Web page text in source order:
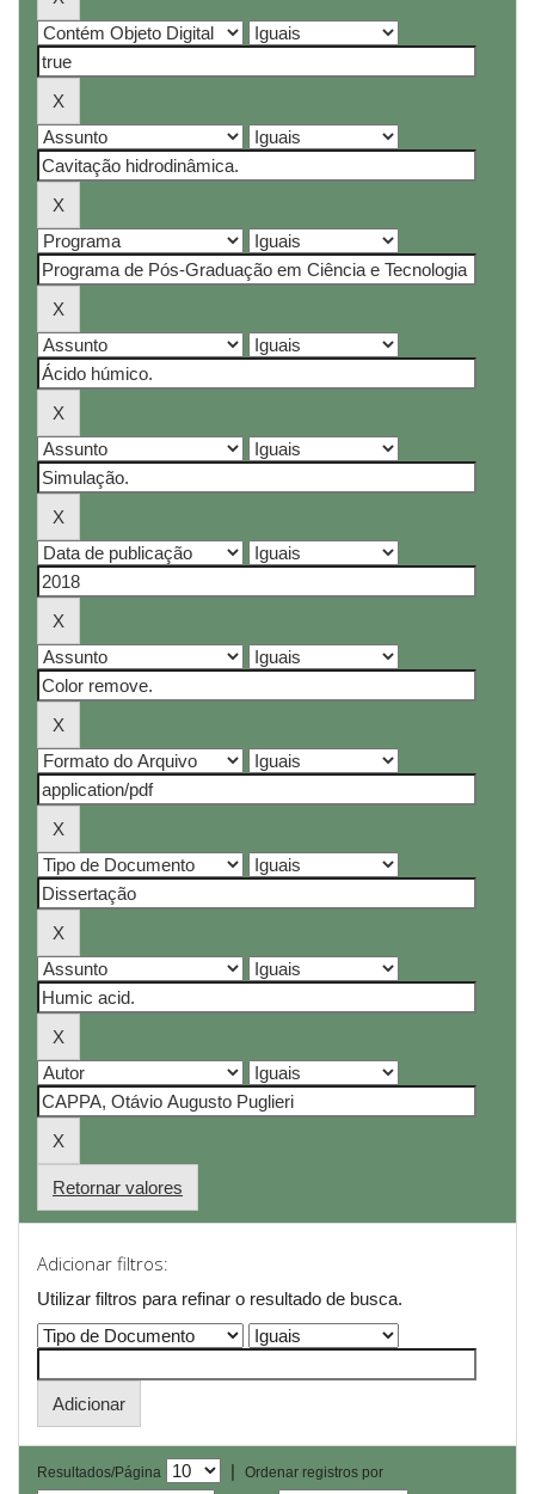
Retornar valores
Adicionar filtros:
Utilizar filtros para refinar o resultado de busca.
Resultados/Página |
Ordenar registros por